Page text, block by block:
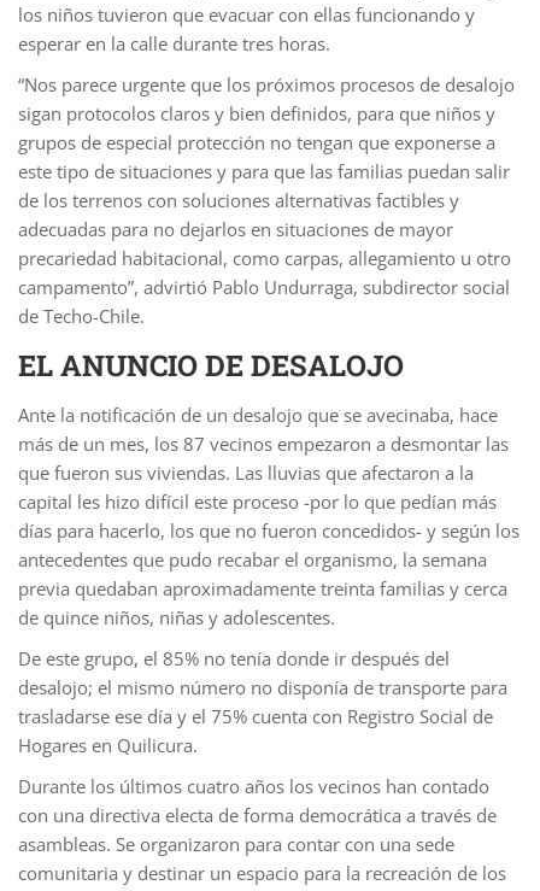
los niños tuvieron que evacuar con ellas funcionando y
esperar en la calle durante tres horas.
“Nos parece urgente que los próximos procesos de desalojo
sigan protocolos claros y bien definidos, para que niños y
grupos de especial protección no tengan que exponerse a
este tipo de situaciones y para que las familias puedan salir
de los terrenos con soluciones alternativas factibles y
adecuadas para no dejarlos en situaciones de mayor
precariedad habitacional, como carpas, allegamiento u otro
campamento”, advirtió Pablo Undurraga, subdirector social
de Techo-Chile.
EL ANUNCIO DE DESALOJO
Ante la notificación de un desalojo que se avecinaba, hace
más de un mes, los 87 vecinos empezaron a desmontar las
que fueron sus viviendas. Las lluvias que afectaron a la
capital les hizo difícil este proceso -por lo que pedían más
días para hacerlo, los que no fueron concedidos- y según los
antecedentes que pudo recabar el organismo, la semana
previa quedaban aproximadamente treinta familias y cerca
de quince niños, niñas y adolescentes.
De este grupo, el 85% no tenía donde ir después del
desalojo; el mismo número no disponía de transporte para
trasladarse ese día y el 75% cuenta con Registro Social de
Hogares en Quilicura.
Durante los últimos cuatro años los vecinos han contado
con una directiva electa de forma democrática a través de
asambleas. Se organizaron para contar con una sede
comunitaria y destinar un espacio para la recreación de los